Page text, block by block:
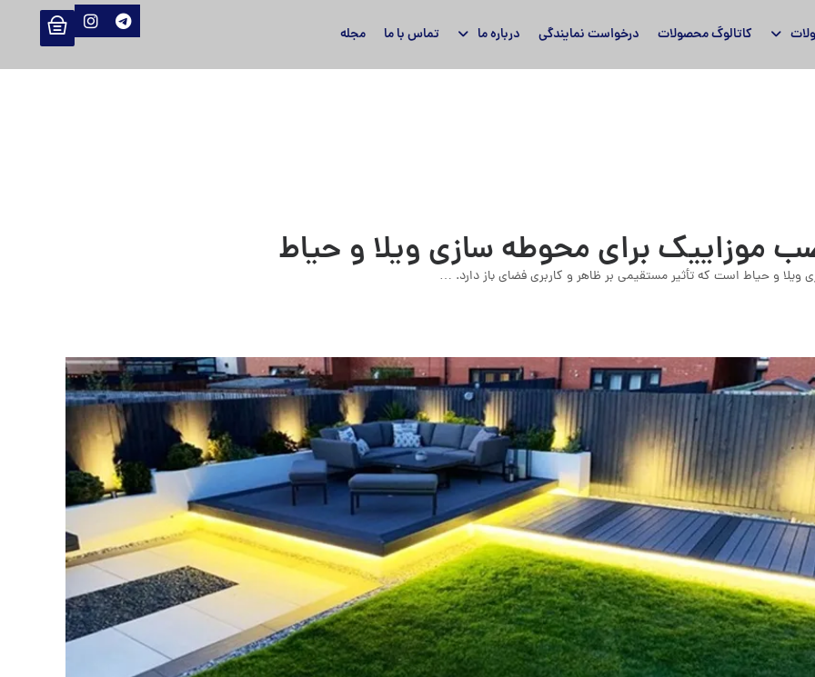
کاتالوگ محصولات درخواست نمایندگی درباره ما تماس با ما مجله
موزاییک برای محوطه سازی ویلا و حیاط
و حیاط است که تأثیر مستقیمی بر ظاهر و کاربری فضای باز دارد. …